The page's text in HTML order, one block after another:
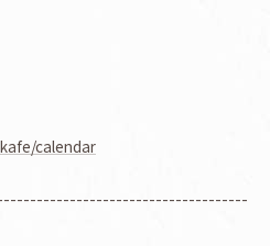
calendar